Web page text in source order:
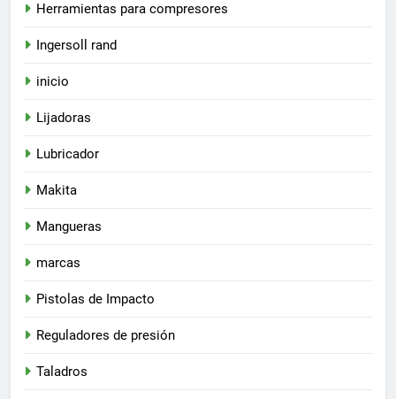
Herramientas para compresores
Ingersoll rand
inicio
Lijadoras
Lubricador
Makita
Mangueras
marcas
Pistolas de Impacto
Reguladores de presión
Taladros